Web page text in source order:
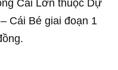
Cái Lớn thuộc Dự
Cái Bé giai đoạn 1